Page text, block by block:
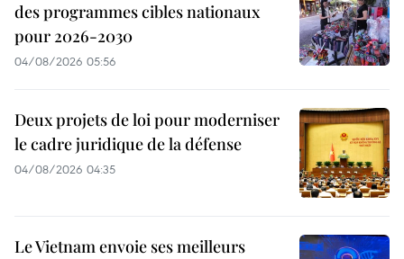
des programmes cibles nationaux
pour 2026-2030
04/08/2026 05:56
Deux projets de loi pour moderniser
le cadre juridique de la défense
04/08/2026 04:35
Le Vietnam envoie ses meilleurs